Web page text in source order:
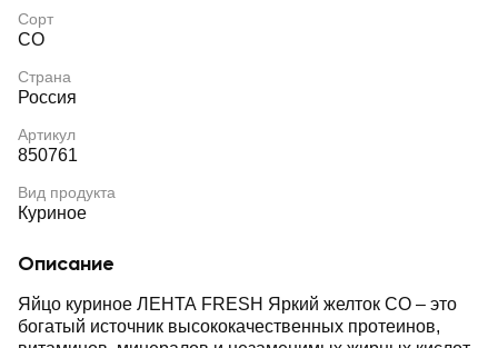
Сорт
СО
Страна
Россия
Артикул
850761
Вид продукта
Куриное
Описание
Яйцо куриное ЛЕНТА FRESH Яркий желток СО – это
богатый источник высококачественных протеинов,